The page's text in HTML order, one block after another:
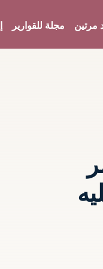
مرتين مجلة للقوارير